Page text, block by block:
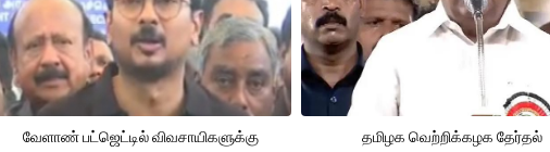
வேளாண் பட்ஜெட்டில் விவசாயிகளுக்கு
தமிழக வெற்றிக்கழக தேர்தல்